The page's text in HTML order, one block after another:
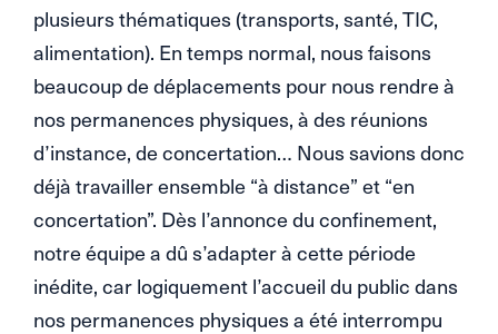
plusieurs thématiques (transports, santé, TIC,
alimentation). En temps normal, nous faisons
beaucoup de déplacements pour nous rendre à
nos permanences physiques, à des réunions
d’instance, de concertation… Nous savions donc
déjà travailler ensemble “à distance” et “en
concertation”. Dès l’annonce du confinement,
notre équipe a dû s’adapter à cette période
inédite, car logiquement l’accueil du public dans
nos permanences physiques a été interrompu